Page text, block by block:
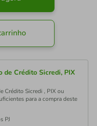
de Crédito Sicredi, PIX
Crédito Sicredi , PIX ou
para a compra deste
PJ